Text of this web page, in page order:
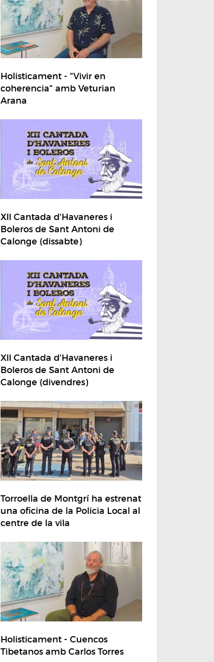
Holisticament - "Vivir en
coherencia" amb Veturian
Arana
XII Cantada d'Havaneres i
Boleros de Sant Antoni de
Calonge (dissabte)
XII Cantada d'Havaneres i
Boleros de Sant Antoni de
Calonge (divendres)
Torroella de Montgrí ha estrenat
una oficina de la Policia Local al
centre de la vila
Holisticament - Cuencos
Tibetanos amb Carlos Torres